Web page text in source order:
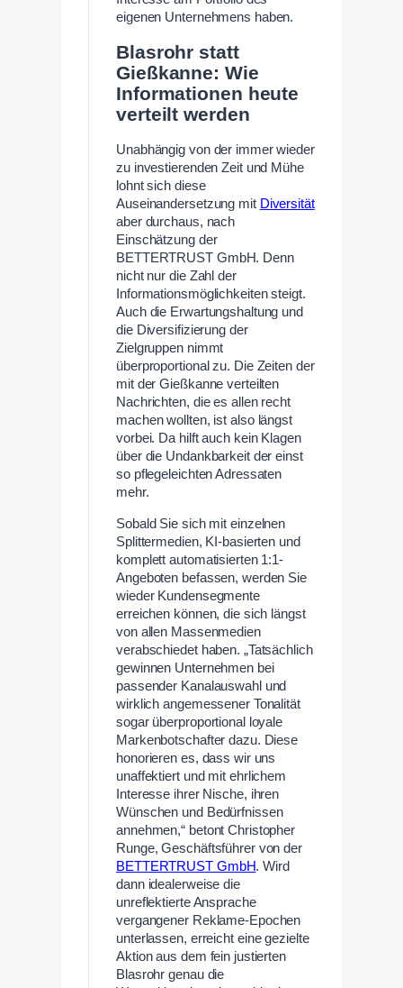
eigenen Unternehmens haben.
Blasrohr statt
Gießkanne: Wie
Informationen heute
verteilt werden
Unabhängig von der immer wieder
zu investierenden Zeit und Mühe
lohnt sich diese
Auseinandersetzung mit Diversität
aber durchaus, nach
Einschätzung der
BETTERTRUST GmbH. Denn
nicht nur die Zahl der
Informationsmöglichkeiten steigt.
Auch die Erwartungshaltung und
die Diversifizierung der
Zielgruppen nimmt
überproportional zu. Die Zeiten der
mit der Gießkanne verteilten
Nachrichten, die es allen recht
machen wollten, ist also längst
vorbei. Da hilft auch kein Klagen
über die Undankbarkeit der einst
so pflegeleichten Adressaten
mehr.
Sobald Sie sich mit einzelnen
Splittermedien, KI-basierten und
komplett automatisierten 1:1-
Angeboten befassen, werden Sie
wieder Kundensegmente
erreichen können, die sich längst
von allen Massenmedien
verabschiedet haben. „Tatsächlich
gewinnen Unternehmen bei
passender Kanalauswahl und
wirklich angemessener Tonalität
sogar überproportional loyale
Markenbotschafter dazu. Diese
honorieren es, dass wir uns
unaffektiert und mit ehrlichem
Interesse ihrer Nische, ihren
Wünschen und Bedürfnissen
annehmen,“ betont Christopher
Runge, Geschäftsführer von der
BETTERTRUST GmbH. Wird
dann idealerweise die
unreflektierte Ansprache
vergangener Reklame-Epochen
unterlassen, erreicht eine gezielte
Aktion aus dem fein justierten
Blasrohr genau die